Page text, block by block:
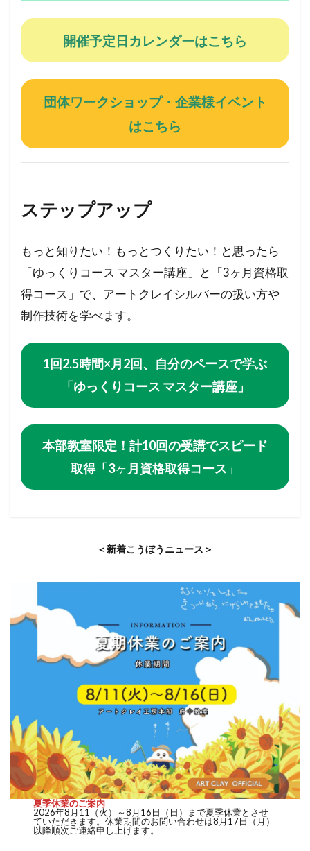
開催予定日カレンダーはこちら
団体ワークショップ・企業様イベント
はこちら
ステップアップ
もっと知りたい！もっとつくりたい！と思ったら
「ゆっくりコース マスター講座」と「3ヶ月資格取
得コース」で、アートクレイシルバーの扱い方や
制作技術を学べます。
1回2.5時間×月2回、自分のペースで学ぶ
「ゆっくりコース マスター講座」
本部教室限定！計10回の受講でスピード
取得「3ヶ 月資格取得コース 」
＜新着こうぼうニュース＞
夏季休業のご案内
2026年8月11（火）～8月16日（日）まで夏季休業とさせ
ていただきます。休業期間のお問い合わせは8月17日（月）
以降順次ご連絡申し上げます。